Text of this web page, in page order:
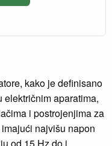
kako je definisano
električnim aparatima,
i postrojenjima za
najvišu napon
od 15 Hz do i